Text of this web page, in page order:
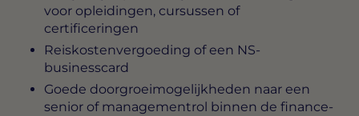
voor opleidingen, cursussen of
certificeringen
Reiskostenvergoeding of een NS-
businesscard
Goede doorgroeimogelijkheden naar een
senior of managementrol binnen de finance-